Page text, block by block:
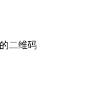
二维码